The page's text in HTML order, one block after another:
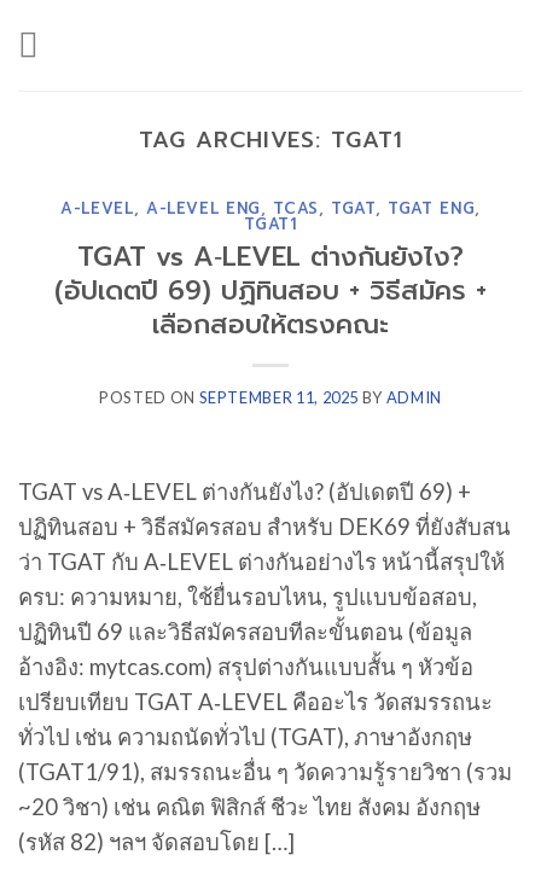
to
TAG ARCHIVES: TGAT1
A-LEVEL, A-LEVEL ENG, TCAS, TGAT, TGAT ENG,
TGAT1
TGAT vs A‑LEVEL ต่างกันยังไง?
(อัปเดตปี 69) ปฏิทินสอบ + วิธีสมัคร +
เลือกสอบให้ตรงคณะ
POSTED ON SEPTEMBER 11, 2025 BY ADMIN
TGAT vs A‑LEVEL ต่างกันยังไง? (อัปเดตปี 69) +
ปฏิทินสอบ + วิธีสมัครสอบ สำหรับ DEK69 ที่ยังสับสน
ว่า TGAT กับ A‑LEVEL ต่างกันอย่างไร หน้านี้สรุปให้
ครบ: ความหมาย, ใช้ยื่นรอบไหน, รูปแบบข้อสอบ,
ปฏิทินปี 69 และวิธีสมัครสอบทีละขั้นตอน (ข้อมูล
อ้างอิง: mytcas.com) สรุปต่างกันแบบสั้น ๆ หัวข้อ
เปรียบเทียบ TGAT A‑LEVEL คืออะไร วัดสมรรถนะ
ทั่วไป เช่น ความถนัดทั่วไป (TGAT), ภาษาอังกฤษ
(TGAT1/91), สมรรถนะอื่น ๆ วัดความรู้รายวิชา (รวม
~20 วิชา) เช่น คณิต ฟิสิกส์ ชีวะ ไทย สังคม อังกฤษ
(รหัส 82) ฯลฯ จัดสอบโดย […]